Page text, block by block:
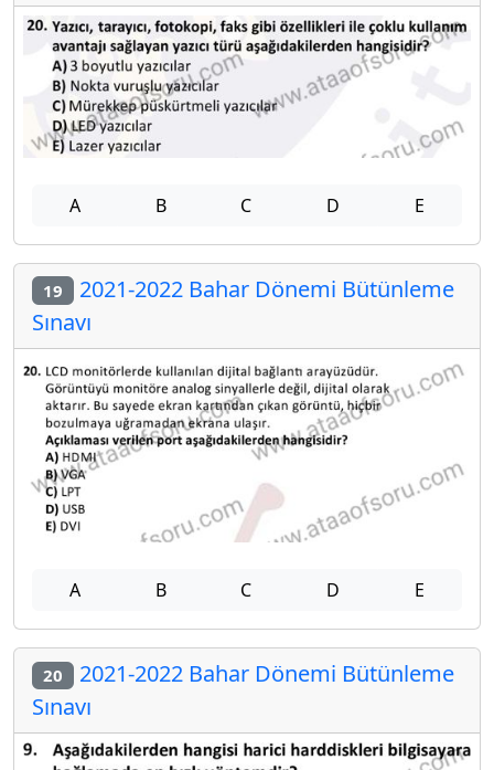
A B C D E
19 2021-2022 Bahar Dönemi Bütünleme
Sınavı
A B C D E
20 2021-2022 Bahar Dönemi Bütünleme
Sınavı